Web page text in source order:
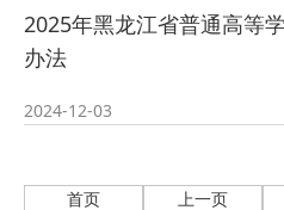
2025年黑龙江省普通高等
办法
2024-12-03
首页 上一页